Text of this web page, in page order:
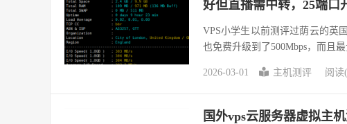
好但直播需中转，25端口
VPS小学生以前测评过荫云的英
也免费升级到了500Mbps，而且
2026-03-01 主机测评 阅读
国外vps云服务器虚拟主